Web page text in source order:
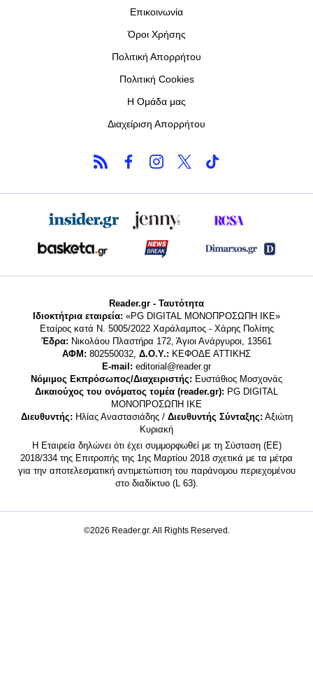
Επικοινωνία
Όροι Χρήσης
Πολιτική Απορρήτου
Πολιτική Cookies
Η Ομάδα μας
Διαχείριση Απορρήτου
Reader.gr - Ταυτότητα
Ιδιοκτήτρια εταιρεία: «PG DIGITAL MONΟΠΡΟΣΩΠΗ ΙΚΕ»
Εταίρος κατά Ν. 5005/2022 Χαράλαμπος - Χάρης Πολίτης
Έδρα: Νικολάου Πλαστήρα 172, Άγιοι Ανάργυροι, 13561
ΑΦΜ: 802550032, Δ.Ο.Υ.: ΚΕΦΟΔΕ ΑΤΤΙΚΗΣ
E-mail: editorial@reader.gr
Νόμιμος Εκπρόσωπος/Διαχειριστής: Ευστάθιος Μοσχονάς
Δικαιούχος του ονόματος τομέα (reader.gr): PG DIGITAL
MONΟΠΡΟΣΩΠΗ ΙΚΕ
Διευθυντής: Ηλίας Αναστασιάδης / Διευθυντής Σύνταξης: Αξιώτη
Κυριακή
Η Εταιρεία δηλώνει ότι έχει συμμορφωθεί με τη Σύσταση (ΕΕ)
2018/334 της Επιτροπής της 1ης Μαρτίου 2018 σχετικά με τα μέτρα
για την αποτελεσματική αντιμετώπιση του παράνομου περιεχομένου
στο διαδίκτυο (L 63).
©2026 Reader.gr. All Rights Reserved.